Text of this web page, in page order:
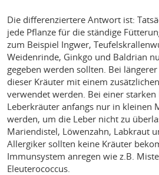
Die differenziertere Antwort ist:
jede Pflanze für die ständige
zum Beispiel Ingwer,
Weidenrinde, Ginkgo und Baldrian
gegeben werden sollten. Bei
dieser Kräuter mit einem
verwendet werden. Bei einer
Leberkräuter anfangs nur in kleinen
werden, um die Leber nicht zu
Mariendistel, Löwenzahn, Labkraut
Allergiker sollten keine Kräuter
Immunsystem anregen wie z.B.
Eleuterococcus.